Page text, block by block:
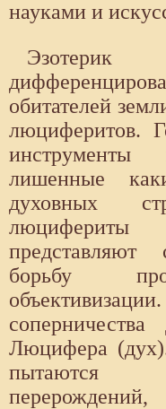
науками и
обитателей
люциферитов.
лишенные
духовных
борьбу
Люцифера
пытаются